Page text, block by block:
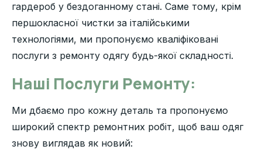
гардероб у бездоганному стані. Саме тому, крім
першокласної чистки за італійськими
технологіями, ми пропонуємо кваліфіковані
послуги з ремонту одягу будь-якої складності.
Наші Послуги Ремонту:
Ми дбаємо про кожну деталь та пропонуємо
широкий спектр ремонтних робіт, щоб ваш одяг
знову виглядав як новий: